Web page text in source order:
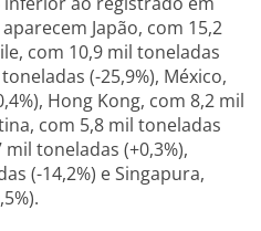
Japão, com 15,2
com 10,9 mil toneladas
(-25,9%), México,
Hong Kong, com 8,2 mil
com 5,8 mil toneladas
toneladas (+0,3%),
(-14,2%) e Singapura,